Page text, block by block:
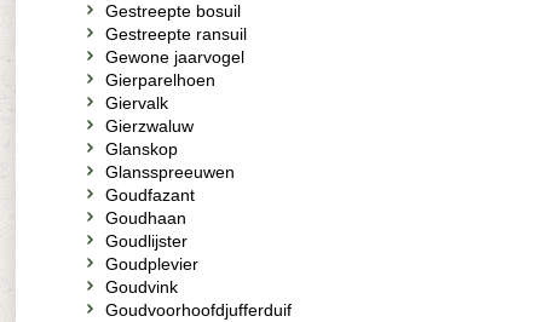
Gestreepte bosuil
Gestreepte ransuil
Gewone jaarvogel
Gierparelhoen
Giervalk
Gierzwaluw
Glanskop
Glansspreeuwen
Goudfazant
Goudhaan
Goudlijster
Goudplevier
Goudvink
Goudvoorhoofdjufferduif